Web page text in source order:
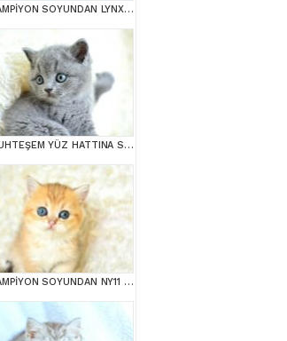
ŞAMPİYON SOYUNDAN LYNX BRİTİSH SHORTHAİR
MUHTEŞEM YÜZ HATTINA SAHİP GRİ BRİTİSH SHORTHAİR YAVRUMUZ
ŞAMPİYON SOYUNDAN NY11 GOLDEN BRİTİSH SHORTHAİR